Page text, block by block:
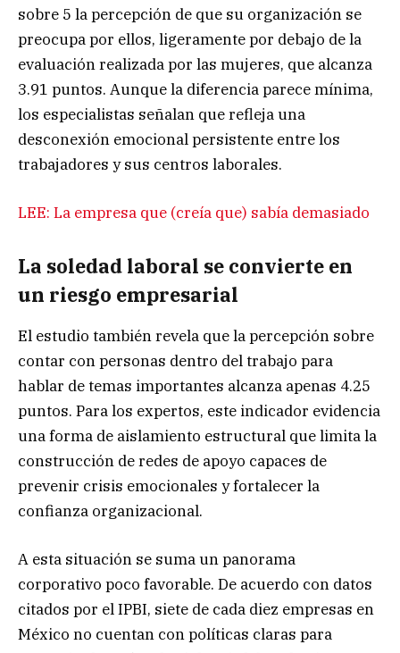
sobre 5 la percepción de que su organización se
preocupa por ellos, ligeramente por debajo de la
evaluación realizada por las mujeres, que alcanza
3.91 puntos. Aunque la diferencia parece mínima,
los especialistas señalan que refleja una
desconexión emocional persistente entre los
trabajadores y sus centros laborales.
LEE: La empresa que (creía que) sabía demasiado
La soledad laboral se convierte en
un riesgo empresarial
El estudio también revela que la percepción sobre
contar con personas dentro del trabajo para
hablar de temas importantes alcanza apenas 4.25
puntos. Para los expertos, este indicador evidencia
una forma de aislamiento estructural que limita la
construcción de redes de apoyo capaces de
prevenir crisis emocionales y fortalecer la
confianza organizacional.
A esta situación se suma un panorama
corporativo poco favorable. De acuerdo con datos
citados por el IPBI, siete de cada diez empresas en
México no cuentan con políticas claras para